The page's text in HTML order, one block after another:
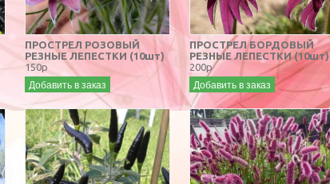
ПРОСТРЕЛ РОЗОВЫЙ
РЕЗНЫЕ ЛЕПЕСТКИ (10шт)
150р
Добавить в заказ
ПРОСТРЕЛ БОРДОВЫЙ
РЕЗНЫЕ ЛЕПЕСТКИ (10шт)
200р
Добавить в заказ